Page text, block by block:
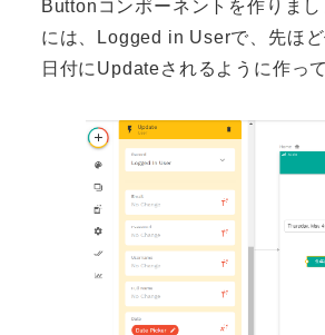
Buttonコンポーネントを作りま
には、Logged in Userで、先ほ
日付にUpdateされるように作っ